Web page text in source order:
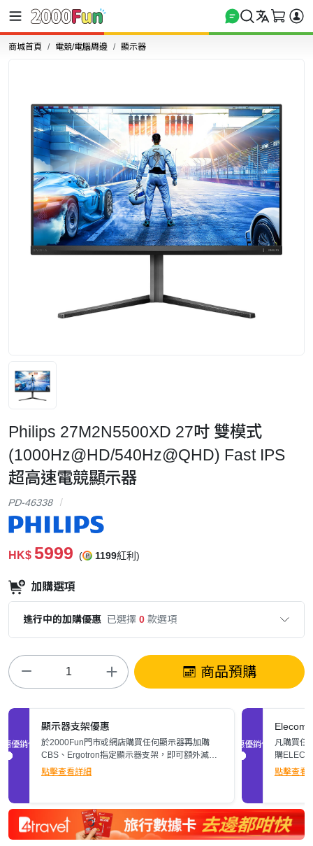
商城首頁 電競/電腦周邊 顯示器
Philips 27M2N5500XD 27吋 雙模式
(1000Hz@HD/540Hz@QHD) Fast IPS
超高速電競顯示器
PD-46338
HK$ 5999 ( 1199紅利)
加購選項
進行中的加購優惠 已選擇 0 款選項
商品預購
促銷優惠
顯示器支架優惠
於2000Fun門市或網店購買任何顯示器再加購
CBS、Ergotron指定顯示器支架，即可額外減多
$200。立即了解詳情>>
點擊查看詳細
促銷優惠
Elecom
凡購買任
購
張)。
點擊查看